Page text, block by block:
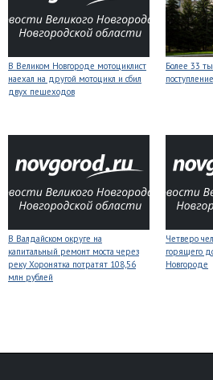
В Великом Новгороде мотоциклист
наехал на другой мотоцикл и сбил
двух пешеходов
Более 33
В Валдайском округе на
капитальный ремонт моста через
реку Хоронятка потратят 108,56
млн рублей
Четверо
горящего
Новгороде